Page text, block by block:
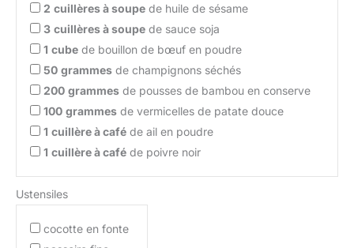
2 cuillères à soupe de huile de sésame
3 cuillères à soupe de sauce soja
1 cube de bouillon de bœuf en poudre
50 grammes de champignons séchés
200 grammes de pousses de bambou en conserve
100 grammes de vermicelles de patate douce
1 cuillère à café de ail en poudre
1 cuillère à café de poivre noir
Ustensiles
cocotte en fonte